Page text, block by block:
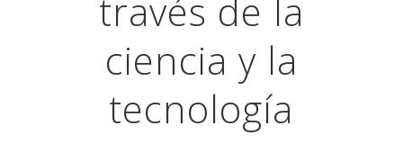
través de la
ciencia y la
tecnología